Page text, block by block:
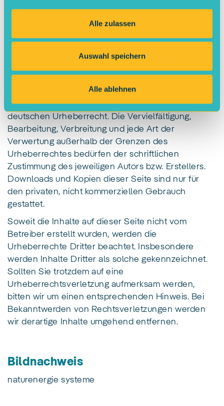
Alle zulassen
Auswahl speichern
Alle ablehnen
zumutbar. Bei Bekanntwerden von
Rechtsverletzungen werden wir derartige Links
Urheberrecht
Die durch die Seitenbetreiber erstellten Inhalte und
Werke auf diesen Seiten unterliegen dem
deutschen Urheberrecht. Die Vervielfältigung,
Bearbeitung, Verbreitung und jede Art der
Verwertung außerhalb der Grenzen des
Urheberrechtes bedürfen der schriftlichen
Zustimmung des jeweiligen Autors bzw. Erstellers.
Downloads und Kopien dieser Seite sind nur für
den privaten, nicht kommerziellen Gebrauch
gestattet.
Soweit die Inhalte auf dieser Seite nicht vom
Betreiber erstellt wurden, werden die
Urheberrechte Dritter beachtet. Insbesondere
werden Inhalte Dritter als solche gekennzeichnet.
Sollten Sie trotzdem auf eine
Urheberrechtsverletzung aufmerksam werden,
bitten wir um einen entsprechenden Hinweis. Bei
Bekanntwerden von Rechtsverletzungen werden
wir derartige Inhalte umgehend entfernen.
Bildnachweis
naturenergie systeme